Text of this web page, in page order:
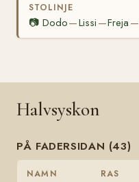
STOLINJE
📷 Dodo—Lissi —Freja —
Halvsyskon
PÅ FADERSIDAN (43)
NAMN RAS